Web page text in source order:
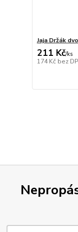
Jaja Držák
211 Kč/ks
174 Kč bez